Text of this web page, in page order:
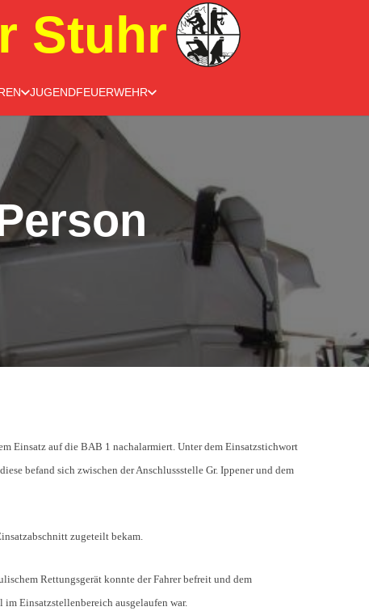
Stuhr
JUGENDFEUERWEHR
Einsatz auf die BAB 1 nachalarmiert. Unter dem Einsatzstichwort
befand sich zwischen der Anschlussstelle Gr. Ippener und dem
zugeteilt bekam.
Rettungsgerät konnte der Fahrer befreit und dem
Einsatzstellenbereich ausgelaufen war.